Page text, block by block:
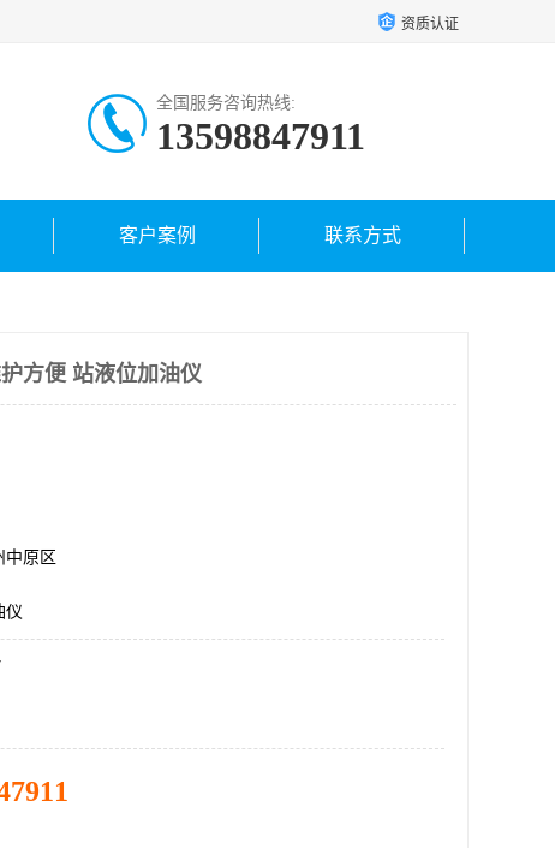
资质认证
全国服务咨询热线:
13598847911
客户案例 联系方式
方便 站液位加油仪
中原区
仪